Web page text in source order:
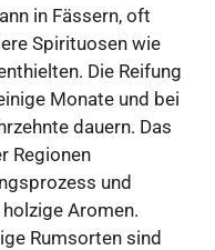
in Fässern, oft
Spirituosen wie
Die Reifung
Monate und bei
dauern. Das
Regionen
und
Aromen.
Rumsorten sind